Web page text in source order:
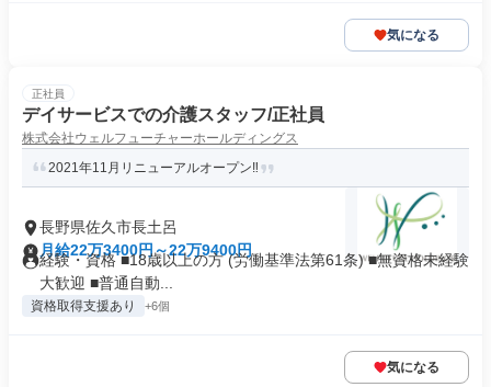
気になる
正社員
デイサービスでの介護スタッフ/正社員
株式会社ウェルフューチャーホールディングス
2021年11月リニューアルオープン‼
長野県佐久市長土呂
月給22万3400円～22万9400円
経験・資格 ■18歳以上の方 (労働基準法第61条) ■無資格未経験
大歓迎 ■普通自動...
資格取得支援あり +6個
気になる